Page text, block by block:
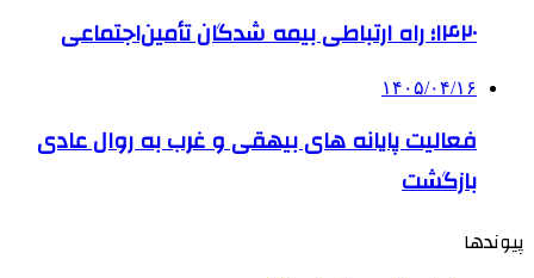
۱۴۲۰؛ راه ارتباطی بیمه شدگان تأمین‌اجتماعی
۱۴۰۵/۰۴/۱۶
فعالیت پایانه های بیهقی و غرب به روال عادی
بازگشت
پیوندها